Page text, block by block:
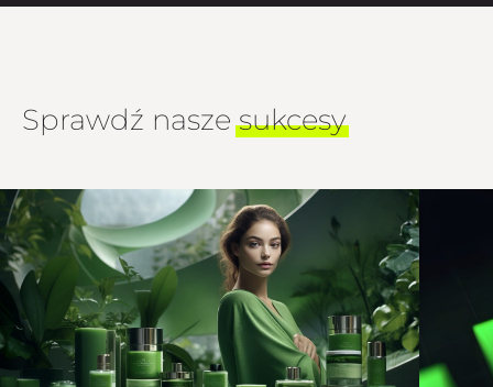
Sprawdź naszesukcesy